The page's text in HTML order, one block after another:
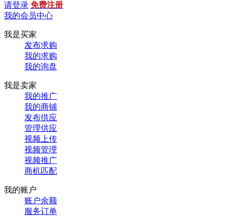
请登录 免费注册
我的会员中心
我是买家
发布求购
我的求购
我的询盘
我是卖家
我的推广
我的商铺
发布供应
管理供应
视频上传
视频管理
视频推广
商机匹配
我的账户
账户余额
服务订单